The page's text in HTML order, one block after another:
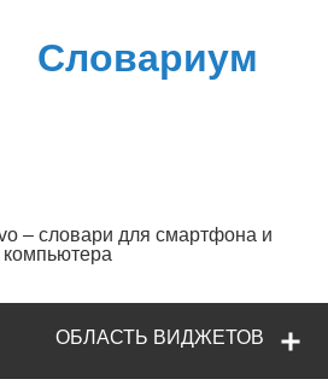
Словариум
– словари для смартфона и
компьютера
ОБЛАСТЬ ВИДЖЕТОВ